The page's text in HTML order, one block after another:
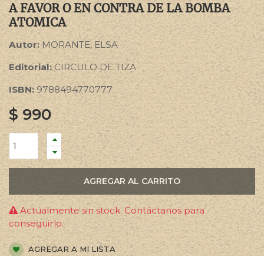
A FAVOR O EN CONTRA DE LA BOMBA
ATOMICA
Autor:MORANTE, ELSA
Editorial:CIRCULO DE TIZA
ISBN: 9788494770777
$990
AGREGAR AL CARRITO
Actualmente sin stock. Contáctanos para
conseguirlo.
AGREGAR A MI LISTA